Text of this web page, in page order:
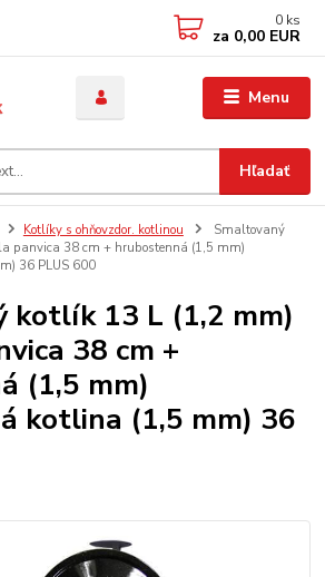
Menu
Hľadať
0 ks
za 0,00 EUR
Kotlíky s ohňovzdor. kotlinou
Smaltovaný
panvica 38 cm + hrubostenná (1,5 mm)
36 PLUS 600
kotlík 13 L (1,2 mm)
38 cm +
(1,5 mm)
kotlina (1,5 mm) 36